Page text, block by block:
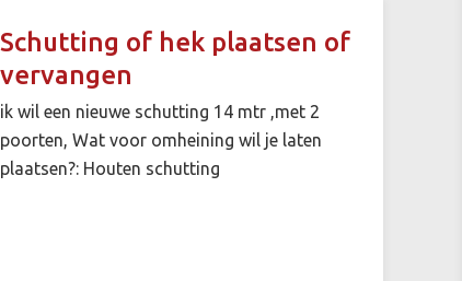
Schutting of hek plaatsen of
vervangen
ik wil een nieuwe schutting 14 mtr ,met 2
poorten, Wat voor omheining wil je laten
plaatsen?: Houten schutting